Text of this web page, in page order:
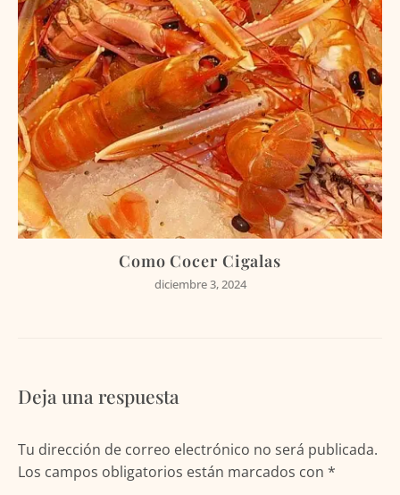
Como Cocer Cigalas
diciembre 3, 2024
Deja una respuesta
Tu dirección de correo electrónico no será publicada.
Los campos obligatorios están marcados con *